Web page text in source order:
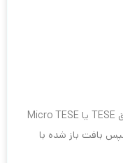
بافت باز شده با